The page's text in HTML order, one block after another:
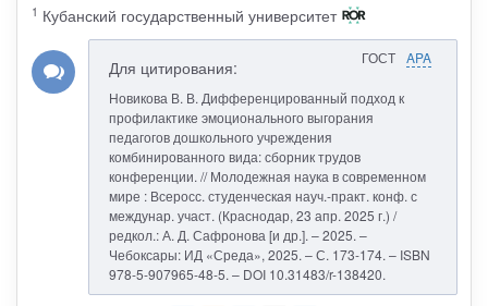
1 Кубанский государственный университет
ГОСТ APA
Для цитирования:
Новикова В. В. Дифференцированный подход к
профилактике эмоционального выгорания
педагогов дошкольного учреждения
комбинированного вида: сборник трудов
конференции. // Молодежная наука в современном
мире : Всеросс. студенческая науч.-практ. конф. с
междунар. участ. (Краснодар, 23 апр. 2025 г.) /
редкол.: А. Д. Сафронова [и др.]. – 2025. –
Чебоксары: ИД «Среда», 2025. – С. 173-174. – ISBN
978-5-907965-48-5. – DOI 10.31483/r-138420.